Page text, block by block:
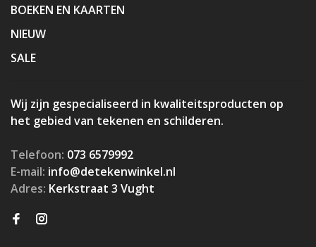
BOEKEN EN KAARTEN
NIEUW
SALE
Wij zijn gespecialiseerd in kwaliteitsproducten op
het gebied van tekenen en schilderen.
Telefoon: 073 6579992
E-mail: info@detekenwinkel.nl
Adres: Kerkstraat 3 Vught